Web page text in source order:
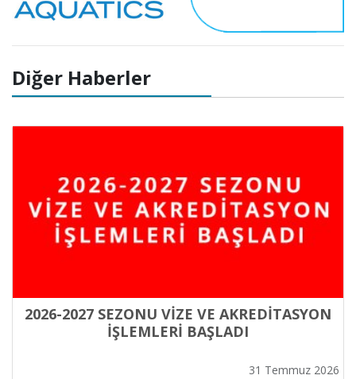
Diğer Haberler
2026-2027 SEZONU VİZE VE AKREDİTASYON
İŞLEMLERİ BAŞLADI
31 Temmuz 2026